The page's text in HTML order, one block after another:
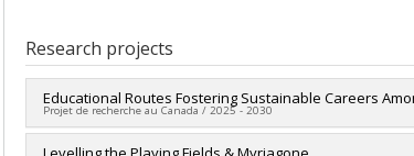
Research projects
Educational Routes Fostering Sustainable Careers
Projet de recherche au Canada / 2025 - 2030